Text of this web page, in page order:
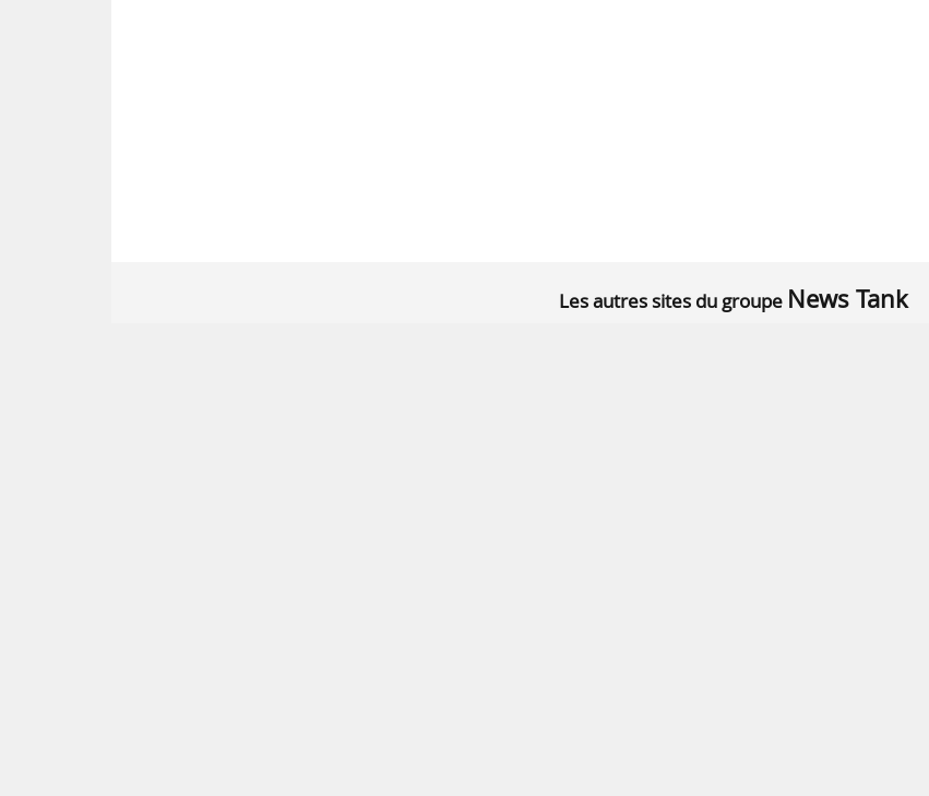
Les autres sites du groupe News Tank